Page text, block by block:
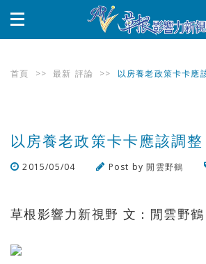
首頁 >> 最新 評論 >> 以房養老政策卡卡應
以房養老政策卡卡應該調整
2015/05/04 Post by閒雲野鶴
草根影響力新視野 文：閒雲野鶴